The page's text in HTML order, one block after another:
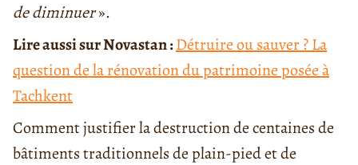
de diminuer».
Lire aussi sur Novastan :Détruire ou sauver ? La
question de la rénovation du patrimoine posée à
Tachkent
Comment justifier la destruction de centaines de
bâtiments traditionnels de plain-pied et de